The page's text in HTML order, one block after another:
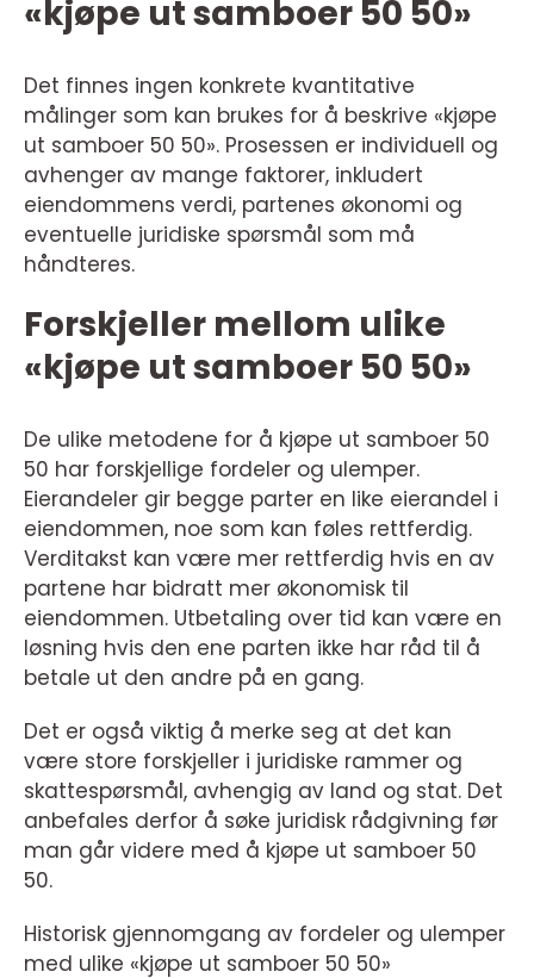
«kjøpe ut samboer 50 50»
Det finnes ingen konkrete kvantitative
målinger som kan brukes for å beskrive «kjøpe
ut samboer 50 50». Prosessen er individuell og
avhenger av mange faktorer, inkludert
eiendommens verdi, partenes økonomi og
eventuelle juridiske spørsmål som må
håndteres.
Forskjeller mellom ulike
«kjøpe ut samboer 50 50»
De ulike metodene for å kjøpe ut samboer 50
50 har forskjellige fordeler og ulemper.
Eierandeler gir begge parter en like eierandel i
eiendommen, noe som kan føles rettferdig.
Verditakst kan være mer rettferdig hvis en av
partene har bidratt mer økonomisk til
eiendommen. Utbetaling over tid kan være en
løsning hvis den ene parten ikke har råd til å
betale ut den andre på en gang.
Det er også viktig å merke seg at det kan
være store forskjeller i juridiske rammer og
skattespørsmål, avhengig av land og stat. Det
anbefales derfor å søke juridisk rådgivning før
man går videre med å kjøpe ut samboer 50
50.
Historisk gjennomgang av fordeler og ulemper
med ulike «kjøpe ut samboer 50 50»